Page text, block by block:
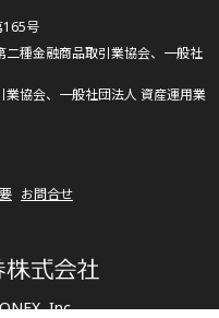
Inc.
号
種金融商品取引業協会、一般社
協会、一般社団法人 資産運用業
お問合せ